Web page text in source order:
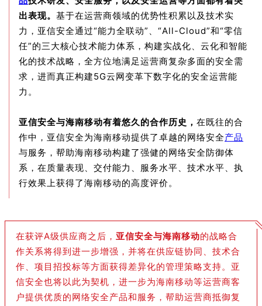
出表现。 基于在运营商领域的优势性积累以及技术实
力，亚信安全通过“能力全联动”、“All-Cloud”和“零信
任”的三大核心技术能力体系，构建实战化、云化和智能
化的技术战略，全方位地满足运营商复杂多面的安全需
求，进而真正构建5G云网变革下数字化的安全运营能
力。
亚信安全与海南移动有着悠久的合作历史， 在既往的合
作中，亚信安全为海南移动提供了卓越的网络安全产品
与服务，帮助海南移动构建了强健的网络安全防御体
系，在质量表现、交付能力、服务水平、技术水平、执
行效果上获得了海南移动的高度评价。
在获评A级供应商之后， 亚信安全与海南移动的战略合
作关系将得到进一步增强，并将在供应链协同、技术合
作、项目招投标等方面获得差异化的管理策略支持。亚
信安全也将以此为契机，进一步为海南移动等运营商客
户提供优质的网络安全产品和服务，帮助运营商抵御复